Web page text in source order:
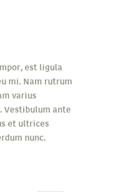
est ligula
mi. Nam rutrum
varius
Vestibulum ante
et ultrices
nunc.